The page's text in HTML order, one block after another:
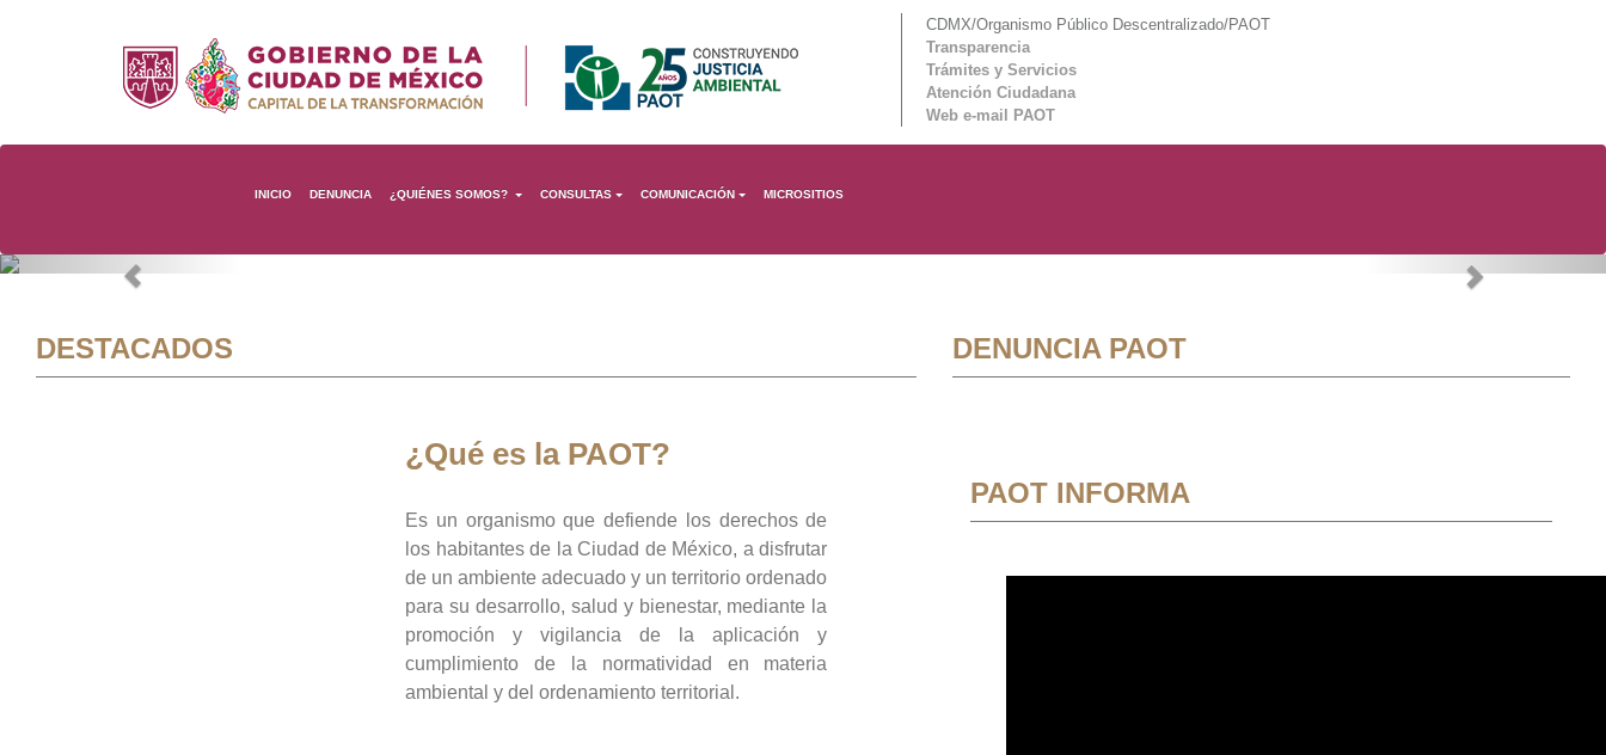
CDMX/Organismo Público Descentralizado/PAOT
Transparencia
Trámites y Servicios
Atención Ciudadana
Web e-mail PAOT
INICIO DENUNCIA ¿QUIÉNES SOMOS? CONSULTAS COMUNICACIÓN MICROSITIOS
Previous Next
DESTACADOS
¿Qué es la PAOT?
Es un organismo que defiende los derechos de
los habitantes de la Ciudad de México, a disfrutar
de un ambiente adecuado y un territorio ordenado
para su desarrollo, salud y bienestar, mediante la
promoción y vigilancia de la aplicación y
cumplimiento de la normatividad en materia
ambiental y del ordenamiento territorial.
DENUNCIA PAOT
PAOT INFORMA